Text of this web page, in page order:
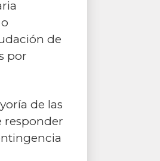
de
por
de las
responder